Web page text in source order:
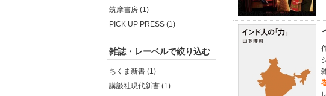
筑摩書房 (1)
PICK UP PRESS (1)
雑誌・レーベルで絞り込む
ちくま新書 (1)
講談社現代新書 (1)